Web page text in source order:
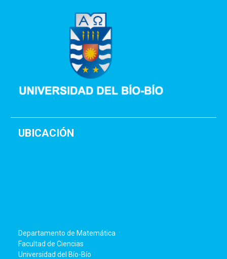
UBICACIÓN
Departamento de Matemática
Facultad de Ciencias
Universidad del Bío-Bío